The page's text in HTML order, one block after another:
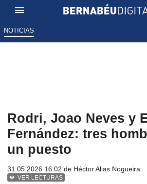
NOTICIAS
Rodri, Joao Neves y
Fernández: tres
un puesto
31.05.2026 16:02 de Héctor Alias Nogueira
VER LECTURAS